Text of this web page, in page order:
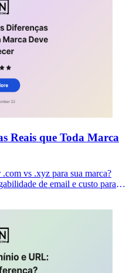
Reais que Toda Marca
vs .xyz para sua marca?
de email e custo para